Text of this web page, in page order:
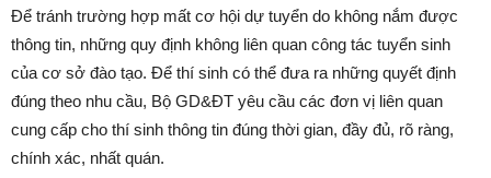
Để tránh trường hợp mất cơ hội dự tuyển do không nắm được
thông tin, những quy định không liên quan công tác tuyển sinh
của cơ sở đào tạo. Để thí sinh có thể đưa ra những quyết định
đúng theo nhu cầu, Bộ GD&ĐT yêu cầu các đơn vị liên quan
cung cấp cho thí sinh thông tin đúng thời gian, đầy đủ, rõ ràng,
chính xác, nhất quán.